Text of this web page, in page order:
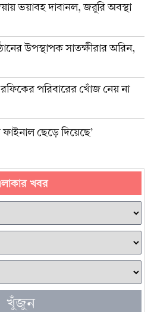
ভয়াবহ দাবানল, জরুরি অবস্থা
উপস্থাপক সাতক্ষীরার অরিন,
পরিবারের খোঁজ নেয় না
ফাইনাল ছেড়ে দিয়েছে’
খবর
খুঁজুন